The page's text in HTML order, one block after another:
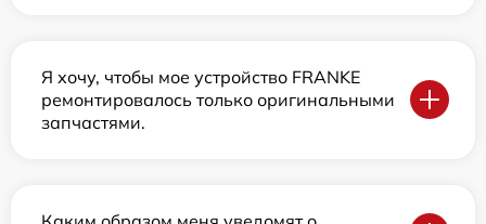
Я хочу, чтобы мое устройство FRANKE
ремонтировалось только оригинальными
запчастями.